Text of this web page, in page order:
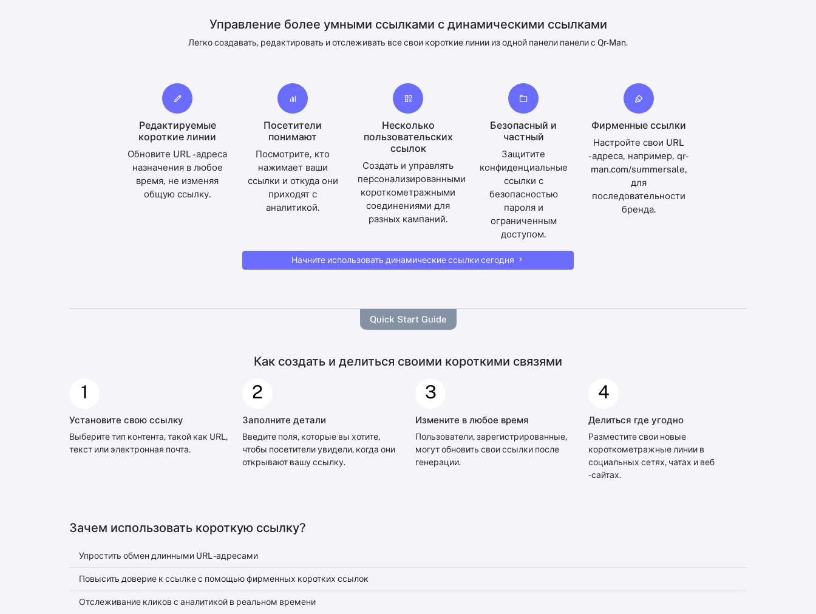
Управление более умными ссылками с динамическими ссылками
Легко создавать, редактировать и отслеживать все свои короткие линии из одной панели панели с Qr-Man.
Редактируемые
короткие линии
Обновите URL -адреса
назначения в любое
время, не изменяя
общую ссылку.
Посетители
понимают
Посмотрите, кто
нажимает ваши
ссылки и откуда они
приходят с
аналитикой.
Несколько
пользовательских
ссылок
Создать и управлять
персонализированными
короткометражными
соединениями для
разных кампаний.
Безопасный и
частный
Защитите
конфиденциальные
ссылки с
безопасностью
пароля и
ограниченным
доступом.
Фирменные ссылки
Настройте свои URL
-адреса, например, qr-
man.com/summersale,
для
последовательности
бренда.
Начните использовать динамические ссылки сегодня
Quick Start Guide
Как создать и делиться своими короткими связями
1
Установите свою ссылку
Выберите тип контента, такой как URL,
текст или электронная почта.
2
Заполните детали
Введите поля, которые вы хотите,
чтобы посетители увидели, когда они
открывают вашу ссылку.
3
Измените в любое время
Пользователи, зарегистрированные,
могут обновить свои ссылки после
генерации.
4
Делиться где угодно
Разместите свои новые
короткометражные линии в
социальных сетях, чатах и ​​веб
-сайтах.
Зачем использовать короткую ссылку?
Упростить обмен длинными URL -адресами
Повысить доверие к ссылке с помощью фирменных коротких ссылок
Отслеживание кликов с аналитикой в ​​реальном времени